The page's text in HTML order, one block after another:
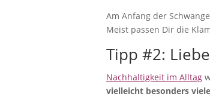
Am Anfang der
Meist passen Dir die
Tipp #2:
Nachhaltigkeit im Alltag
vielleicht besonders